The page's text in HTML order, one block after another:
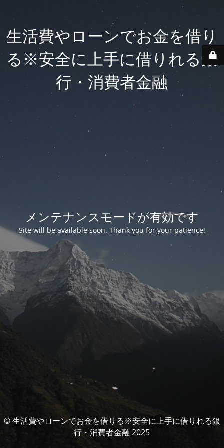
生活費やローンでお金を借り
る※安全に上手に借りれる銀
行・消費者金融
メンテナンスモードが有効です
Site will be available soon. Thank you for your patience!
© 生活費やローンでお金を借りる※安全に上手に借りれる銀
行・消費者金融 2025